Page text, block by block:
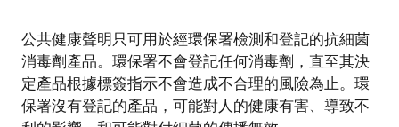
公共健康聲明只可用於經環保署檢測和登記的抗細菌
消毒劑產品。環保署不會登記任何消毒劑，直至其決
定產品根據標簽指示不會造成不合理的風險為止。環
保署沒有登記的產品，可能對人的健康有害、導致不